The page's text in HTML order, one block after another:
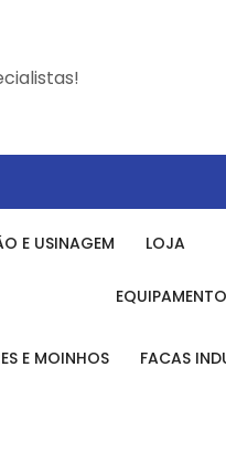
E USINAGEM LOJA
E MOINHOS FACAS